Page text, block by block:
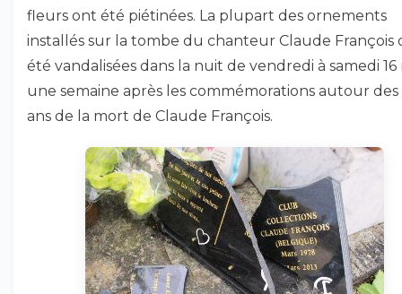
fleurs ont été piétinées. La plupart des ornements
installés sur la tombe du chanteur Claude François
été vandalisées dans la nuit de vendredi à samedi 16
une semaine après les commémorations autour des
ans de la mort de Claude François.